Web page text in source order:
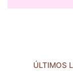
ÚLTIMOS